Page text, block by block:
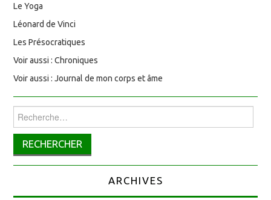
Le Yoga
Léonard de Vinci
Les Présocratiques
Voir aussi : Chroniques
Voir aussi : Journal de mon corps et âme
Rechercher :
ARCHIVES